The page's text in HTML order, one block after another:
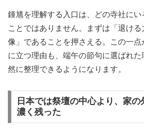
鍾馗を理解する入口は、どの寺社にい
ことではありません。まずは「退け
像」であることを押さえる。この一点
に立つ理由も、端午の節句に選ばれ
然に整理できるようになります。
日本では祭壇の中心より、家
濃く残った